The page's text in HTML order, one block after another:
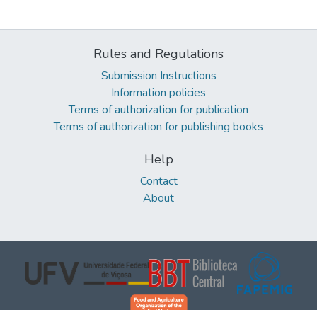
Rules and Regulations
Submission Instructions
Information policies
Terms of authorization for publication
Terms of authorization for publishing books
Help
Contact
About